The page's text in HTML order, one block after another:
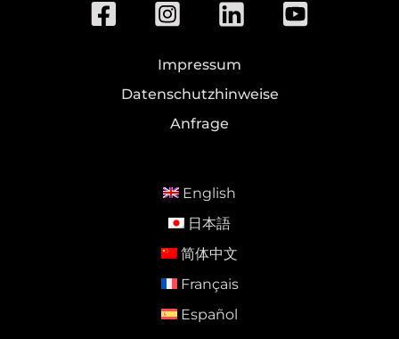
Impressum
Datenschutzhinweise
Anfrage
English
日本語
简体中文
Français
Español